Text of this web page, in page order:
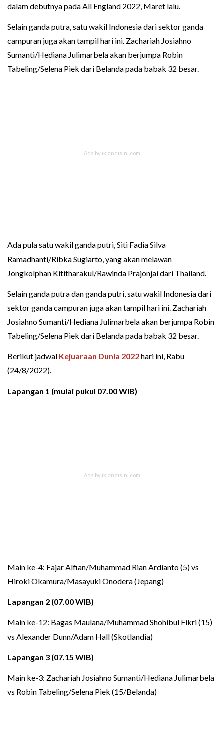
dalam debutnya pada All England 2022, Maret lalu.
Selain ganda putra, satu wakil Indonesia dari sektor ganda
campuran juga akan tampil hari ini. Zachariah Josiahno
Sumanti/Hediana Julimarbela akan berjumpa Robin
Tabeling/Selena Piek dari Belanda pada babak 32 besar.
Ada pula satu wakil ganda putri, Siti Fadia Silva
Ramadhanti/Ribka Sugiarto, yang akan melawan
Jongkolphan Kititharakul/Rawinda Prajonjai dari Thailand.
Selain ganda putra dan ganda putri, satu wakil Indonesia dari
sektor ganda campuran juga akan tampil hari ini. Zachariah
Josiahno Sumanti/Hediana Julimarbela akan berjumpa Robin
Tabeling/Selena Piek dari Belanda pada babak 32 besar.
Berikut jadwal Kejuaraan Dunia 2022hari ini, Rabu
(24/8/2022).
Lapangan 1 (mulai pukul 07.00 WIB)
Main ke-4: Fajar Alfian/Muhammad Rian Ardianto (5) vs
Hiroki Okamura/Masayuki Onodera (Jepang)
Lapangan 2 (07.00 WIB)
Main ke-12: Bagas Maulana/Muhammad Shohibul Fikri (15)
vs Alexander Dunn/Adam Hall (Skotlandia)
Lapangan 3 (07.15 WIB)
Main ke-3: Zachariah Josiahno Sumanti/Hediana Julimarbela
vs Robin Tabeling/Selena Piek (15/Belanda)